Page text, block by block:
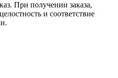
При получении заказа,
и соответствие